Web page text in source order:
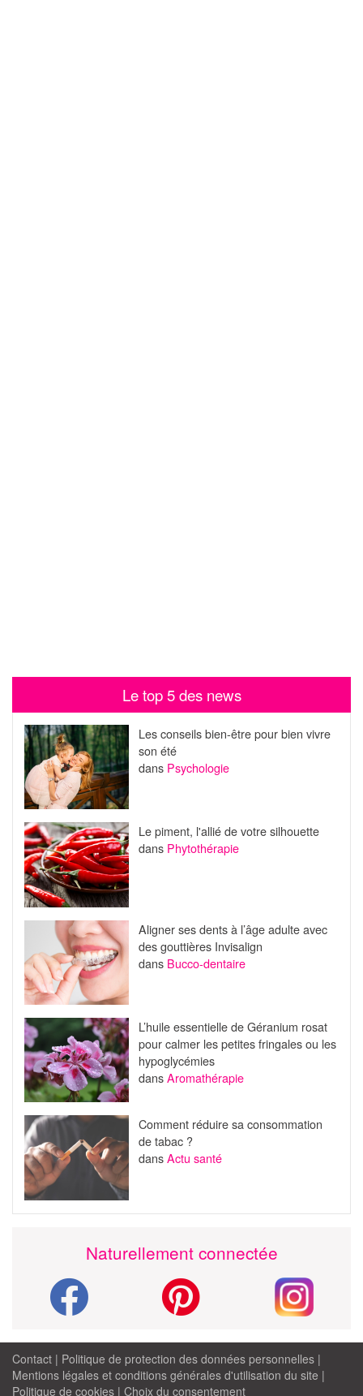
Le top 5 des news
Les conseils bien-être pour bien vivre
son été
dans Psychologie
Le piment, l'allié de votre silhouette
dans Phytothérapie
Aligner ses dents à l’âge adulte avec
des gouttières Invisalign
dans Bucco-dentaire
L’huile essentielle de Géranium rosat
pour calmer les petites fringales ou les
hypoglycémies
dansAromathérapie
Comment réduire sa consommation
de tabac ?
dansActu santé
Naturellement connectée
Contact | Politique de protection des données personnelles |
Mentions légales et conditions générales d'utilisation du site |
Politique de cookies | Choix du consentement